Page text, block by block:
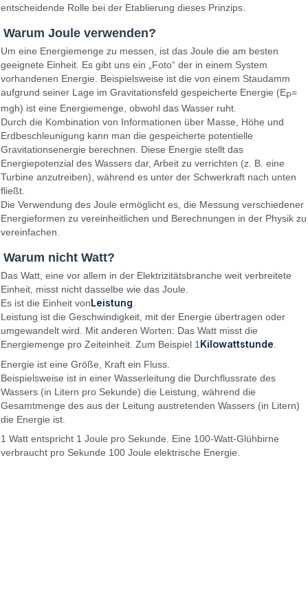
entscheidende Rolle bei der Etablierung dieses Prinzips.
Warum Joule verwenden?
Um eine Energiemenge zu messen, ist das Joule die am besten
geeignete Einheit. Es gibt uns ein „Foto“ der in einem System
vorhandenen Energie. Beispielsweise ist die von einem Staudamm
aufgrund seiner Lage im Gravitationsfeld gespeicherte Energie (EP=
mgh) ist eine Energiemenge, obwohl das Wasser ruht.
Durch die Kombination von Informationen über Masse, Höhe und
Erdbeschleunigung kann man die gespeicherte potentielle
Gravitationsenergie berechnen. Diese Energie stellt das
Energiepotenzial des Wassers dar, Arbeit zu verrichten (z. B. eine
Turbine anzutreiben), während es unter der Schwerkraft nach unten
fließt.
Die Verwendung des Joule ermöglicht es, die Messung verschiedener
Energieformen zu vereinheitlichen und Berechnungen in der Physik zu
vereinfachen.
Warum nicht Watt?
Das Watt, eine vor allem in der Elektrizitätsbranche weit verbreitete
Einheit, misst nicht dasselbe wie das Joule.
Es ist die Einheit vonLeistung
Leistung ist die Geschwindigkeit, mit der Energie übertragen oder
umgewandelt wird. Mit anderen Worten: Das Watt misst die
Energiemenge pro Zeiteinheit. Zum Beispiel 1 Kilowattstunde
Energie ist eine Größe, Kraft ein Fluss.
Beispielsweise ist in einer Wasserleitung die Durchflussrate des
Wassers (in Litern pro Sekunde) die Leistung, während die
Gesamtmenge des aus der Leitung austretenden Wassers (in Litern)
die Energie ist.
1 Watt entspricht 1 Joule pro Sekunde. Eine 100-Watt-Glühbirne
verbraucht pro Sekunde 100 Joule elektrische Energie.